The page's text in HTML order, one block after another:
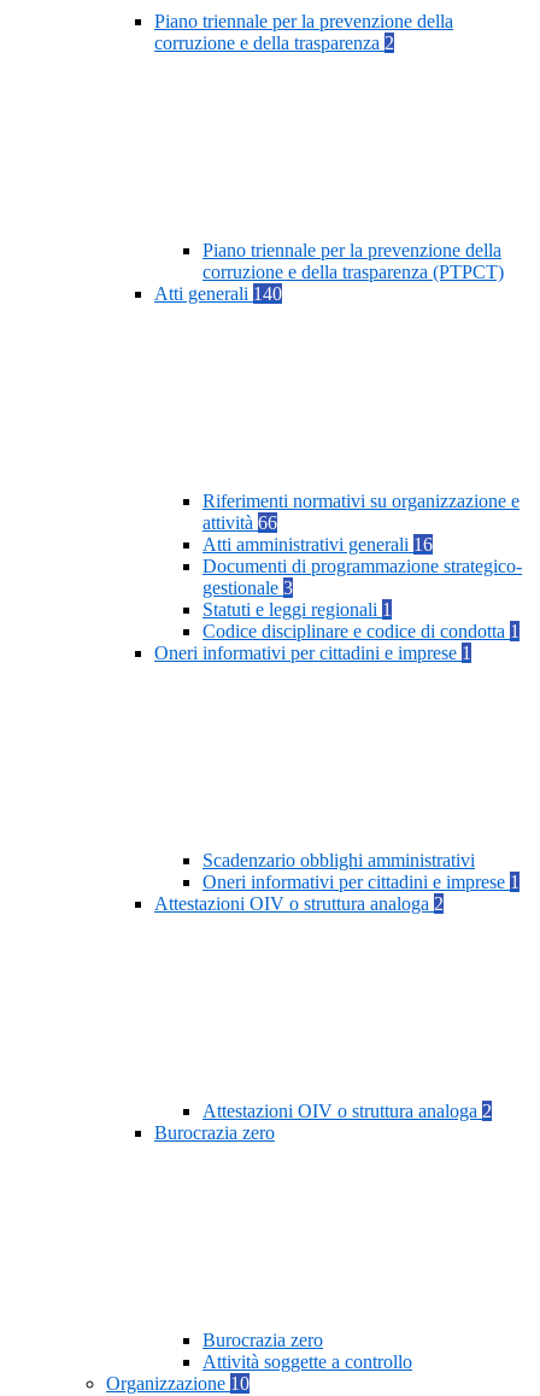
Piano triennale per la prevenzione della
corruzione e della trasparenza 2
Piano triennale per la prevenzione della
corruzione e della trasparenza (PTPCT)
Atti generali 140
Riferimenti normativi su organizzazione e
attività 66
Atti amministrativi generali 16
Documenti di programmazione strategico-
gestionale 3
Statuti e leggi regionali 1
Codice disciplinare e codice di condotta 1
Oneri informativi per cittadini e imprese 1
Scadenzario obblighi amministrativi
Oneri informativi per cittadini e imprese 1
Attestazioni OIV o struttura analoga 2
Attestazioni OIV o struttura analoga 2
Burocrazia zero
Burocrazia zero
Attività soggette a controllo
Organizzazione 10